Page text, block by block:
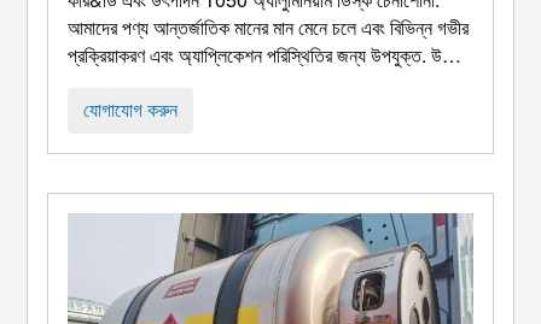
আমাদের পণ্য আন্তর্জাতিক মানের মান মেনে চলে এবং বিভিন্ন গভীর
প্রক্রিয়াকরণ এবং অ্যাপ্লিকেশন পরিস্থিতির জন্য উপযুক্ত. উচ্চ
খরচ-কার্যকারিতা, তারা পছন্দের উপাদান হয়ে গেছে চ ...
যোগাযোগ করুন